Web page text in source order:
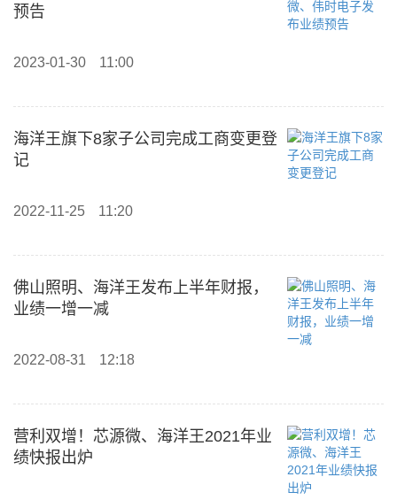
预告
2023-01-30 11:00
海洋王旗下8家子公司完成工商变更登
记
2022-11-25 11:20
佛山照明、海洋王发布上半年财报，
业绩一增一减
2022-08-31 12:18
营利双增！芯源微、海洋王2021年业
绩快报出炉